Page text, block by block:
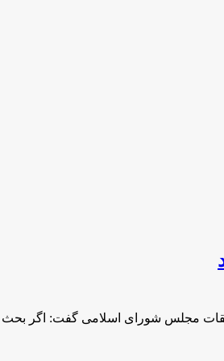
مجلس شورای اسلامی گفت: اگر